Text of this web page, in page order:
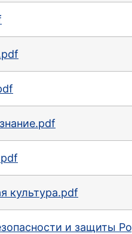
культура.pdf
и защиты